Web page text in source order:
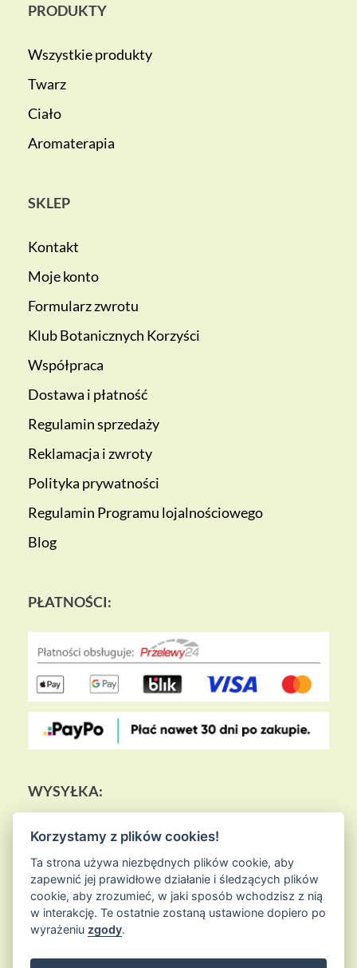
PRODUKTY
Wszystkie produkty
Twarz
Ciało
Aromaterapia
SKLEP
Kontakt
Moje konto
Formularz zwrotu
Klub Botanicznych Korzyści
Współpraca
Dostawa i płatność
Regulamin sprzedaży
Reklamacja i zwroty
Polityka prywatności
Regulamin Programu lojalnościowego
Blog
PŁATNOŚCI:
WYSYŁKA:
Korzystamy z plików cookies!
Ta strona używa niezbędnych plików cookie, aby
zapewnić jej prawidłowe działanie i śledzących plików
cookie, aby zrozumieć, w jaki sposób wchodzisz z nią
w interakcję. Te ostatnie zostaną ustawione dopiero po
wyrażeniu zgody.